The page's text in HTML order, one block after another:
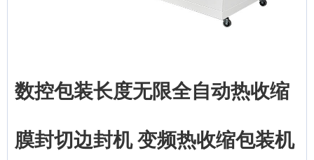
数控包装长度无限全自动热收缩
膜封切边封机 变频热收缩包装机